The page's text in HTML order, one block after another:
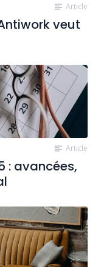
Article
veut
Article
: avancées,